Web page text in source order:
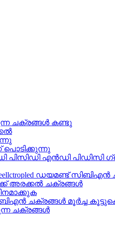
ചക്രങ്ങൾ കണ്ടു
പൊടിക്കുന്നു
പിസിഡി എൻഡി പിഡിസി
ഡയമണ്ട് സിബിഎൻ
അരക്കൽ ചക്രങ്ങൾ
ചക്രങ്ങൾ മൂർച്ച
ചക്രങ്ങൾ